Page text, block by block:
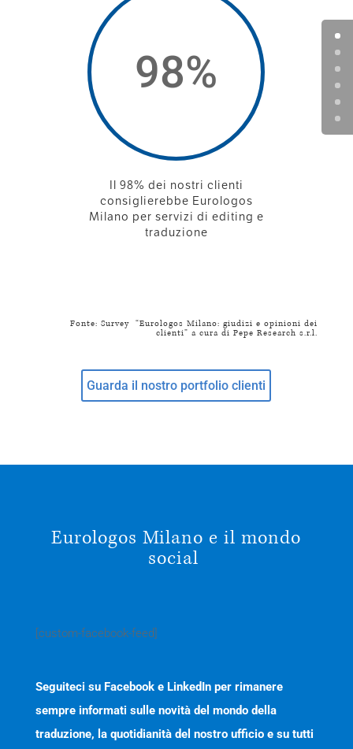
98%
Il 98% dei nostri clienti
consiglierebbe Eurologos
Milano per servizi di editing e
traduzione
Fonte: Survey “Eurologos Milano: giudizi e opinioni dei
clienti” a cura di Pepe Research s.r.l.
Guarda il nostro portfolio clienti
Eurologos Milano e il mondo
social
[custom-facebook-feed]
Seguiteci su Facebook e LinkedIn per rimanere
sempre informati sulle novità del mondo della
traduzione, la quotidianità del nostro ufficio e su tutti